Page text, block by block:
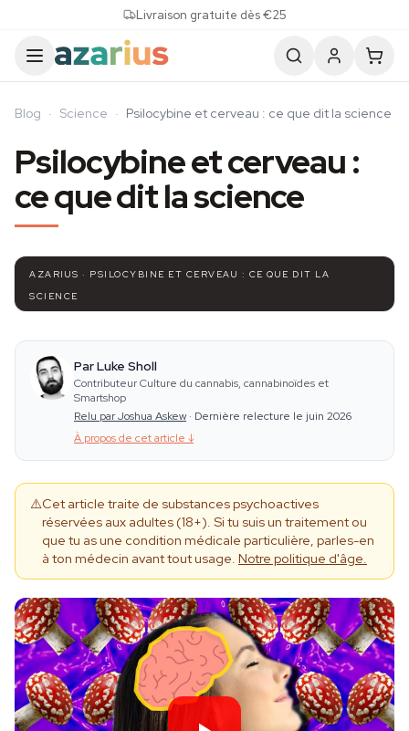
Livraison gratuite dès €25
Blog · Science · Psilocybine et cerveau : ce que dit la science
Psilocybine et cerveau :
ce que dit la science
AZARIUS · PSILOCYBINE ET CERVEAU : CE QUE DIT LA
SCIENCE
Par Luke Sholl
Contributeur Culture du cannabis, cannabinoïdes et
Smartshop
Relu par Joshua Askew · Dernière relecture le juin 2026
À propos de cet article ↓
⚠️Cet article traite de substances psychoactives
réservées aux adultes (18+). Si tu suis un traitement ou
que tu as une condition médicale particulière, parles-en
à ton médecin avant tout usage. Notre politique d'âge.